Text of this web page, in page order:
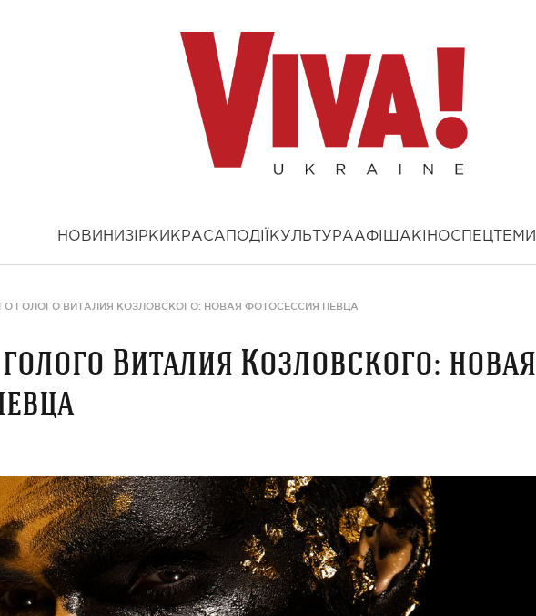
НОВИНИ ЗІРКИ КРАСА ПОДІЇ КУЛЬТУРААФІША КІНОСПЕЦТЕМИ
ГОЛОГО ВИТАЛИЯ КОЗЛОВСКОГО: НОВАЯ ФОТОСЕССИЯ ПЕВЦА
Виталия Козловского: новая